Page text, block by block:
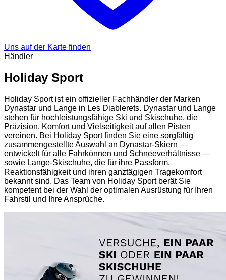
Uns auf der Karte finden
Händler
Holiday Sport
Holiday Sport ist ein offizieller Fachhändler der Marken
Dynastar und Lange in Les Diablerets. Dynastar und Lange
stehen für hochleistungsfähige Ski und Skischuhe, die
Präzision, Komfort und Vielseitigkeit auf allen Pisten
vereinen. Bei Holiday Sport finden Sie eine sorgfältig
zusammengestellte Auswahl an Dynastar-Skiern —
entwickelt für alle Fahrkönnen und Schneeverhältnisse —
sowie Lange-Skischuhe, die für ihre Passform,
Reaktionsfähigkeit und ihren ganztägigen Tragekomfort
bekannt sind. Das Team von Holiday Sport berät Sie
kompetent bei der Wahl der optimalen Ausrüstung für Ihren
Fahrstil und Ihre Ansprüche.